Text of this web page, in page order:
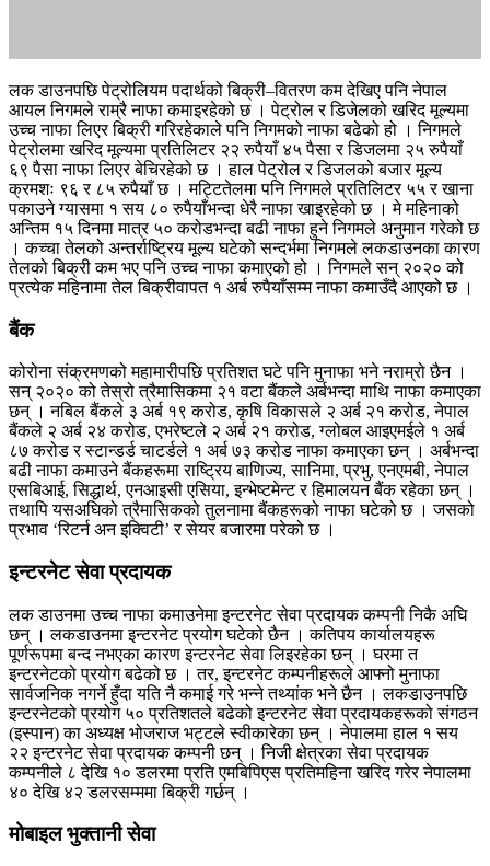
लक डाउनपछि पेट्रोलियम पदार्थको बिक्री–वितरण कम देखिए पनि नेपाल
आयल निगमले राम्रै नाफा कमाइरहेको छ । पेट्रोल र डिजेलको खरिद मूल्यमा
उच्च नाफा लिएर बिक्री गरिरहेकाले पनि निगमको नाफा बढेको हो । निगमले
पेट्रोलमा खरिद मूल्यमा प्रतिलिटर २२ रुपैयाँ ४५ पैसा र डिजलमा २५ रुपैयाँ
६९ पैसा नाफा लिएर बेचिरहेको छ । हाल पेट्रोल र डिजलको बजार मूल्य
क्रमशः ९६ र ८५ रुपैयाँ छ । मट्टितेलमा पनि निगमले प्रतिलिटर ५५ र खाना
पकाउने ग्यासमा १ सय ८० रुपैयाँभन्दा धेरै नाफा खाइरहेको छ । मे महिनाको
अन्तिम १५ दिनमा मात्र ५० करोडभन्दा बढी नाफा हुने निगमले अनुमान गरेको छ
। कच्चा तेलको अन्तर्राष्ट्रिय मूल्य घटेको सन्दर्भमा निगमले लकडाउनका कारण
तेलको बिक्री कम भए पनि उच्च नाफा कमाएको हो । निगमले सन् २०२० को
प्रत्येक महिनामा तेल बिक्रीवापत १ अर्ब रुपैयाँसम्म नाफा कमाउँदै आएको छ ।
बैंक
कोरोना संक्रमणको महामारीपछि प्रतिशत घटे पनि मुनाफा भने नराम्रो छैन ।
सन् २०२० को तेस्रो त्रैमासिकमा २१ वटा बैंकले अर्बभन्दा माथि नाफा कमाएका
छन् । नबिल बैंकले ३ अर्ब १९ करोड, कृषि विकासले २ अर्ब २१ करोड, नेपाल
बैंकले २ अर्ब २४ करोड, एभरेष्टले २ अर्ब २१ करोड, ग्लोबल आइएमईले १ अर्ब
८७ करोड र स्टान्डर्ड चाटर्डले १ अर्ब ७३ करोड नाफा कमाएका छन् । अर्बभन्दा
बढी नाफा कमाउने बैंकहरूमा राष्ट्रिय बाणिज्य, सानिमा, प्रभु, एनएमबी, नेपाल
एसबिआई, सिद्धार्थ, एनआइसी एसिया, इन्भेष्टमेन्ट र हिमालयन बैंक रहेका छन् ।
तथापि यसअघिको त्रैमासिकको तुलनामा बैंकहरूको नाफा घटेको छ । जसको
प्रभाव ‘रिटर्न अन इक्विटी’ र सेयर बजारमा परेको छ ।
इन्टरनेट सेवा प्रदायक
लक डाउनमा उच्च नाफा कमाउनेमा इन्टरनेट सेवा प्रदायक कम्पनी निकै अघि
छन् । लकडाउनमा इन्टरनेट प्रयोग घटेको छैन । कतिपय कार्यालयहरू
पूर्णरूपमा बन्द नभएका कारण इन्टरनेट सेवा लिइरहेका छन् । घरमा त
इन्टरनेटको प्रयोग बढेको छ । तर, इन्टरनेट कम्पनीहरूले आफ्नो मुनाफा
सार्वजनिक नगर्ने हुँदा यति नै कमाई गरे भन्ने तथ्यांक भने छैन । लकडाउनपछि
इन्टरनेटको प्रयोग ५० प्रतिशतले बढेको इन्टरनेट सेवा प्रदायकहरूको संगठन
(इस्पान) का अध्यक्ष भोजराज भट्टले स्वीकारेका छन् । नेपालमा हाल १ सय
२२ इन्टरनेट सेवा प्रदायक कम्पनी छन् । निजी क्षेत्रका सेवा प्रदायक
कम्पनीले ८ देखि १० डलरमा प्रति एमबिपिएस प्रतिमहिना खरिद गरेर नेपालमा
४० देखि ४२ डलरसम्ममा बिक्री गर्छन् ।
मोबाइल भुक्तानी सेवा